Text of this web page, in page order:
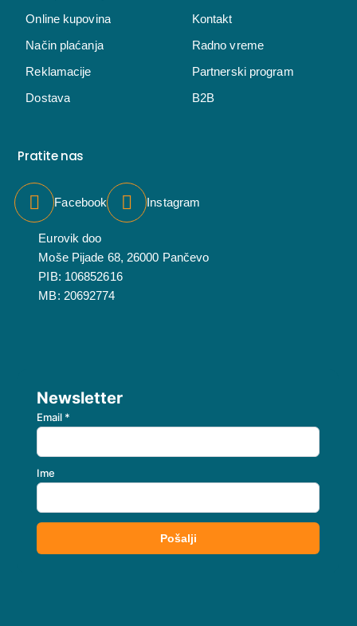
Online kupovina
Način plaćanja
Reklamacije
Dostava
Kontakt
Radno vreme
Partnerski program
B2B
Pratite nas
Facebook Instagram
Eurovik doo
Moše Pijade 68, 26000 Pančevo
PIB: 106852616
MB: 20692774